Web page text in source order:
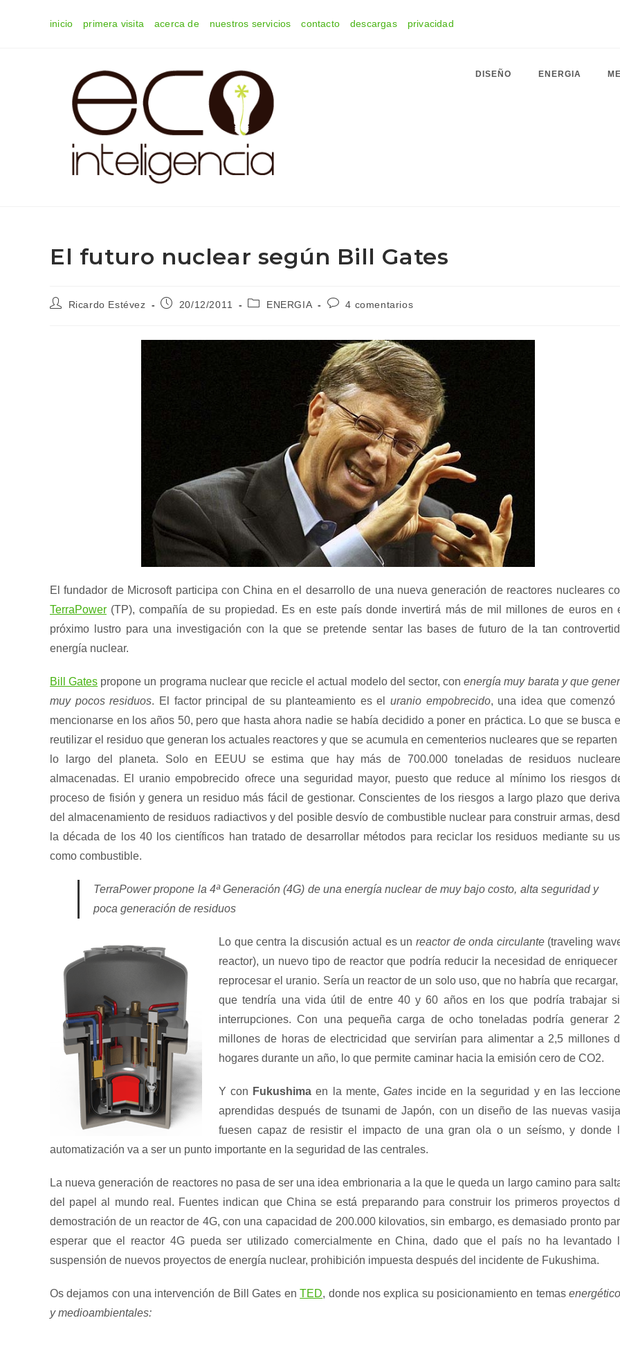
inicio primera visita acerca de nuestros servicios contacto descargas privacidad
DISEÑO ENERGIA
El futuro nuclear según Bill Gates
AutorRicardo Estévez
Publicación
entrada:
20/12/2011
Categoría
entrada:
ENERGIA
Comentarios
entrada:
4 comentarios
El fundador de Microsoft participa con China en el desarrollo de una nueva generación de reactores nucleares
TerraPower (TP), compañía de su propiedad. Es en este país donde invertirá más de mil millones de euros en
próximo lustro para una investigación con la que se pretende sentar las bases de futuro de la tan
energía nuclear.
Bill Gates propone un programa nuclear que recicle el actual modelo del sector, conenergía muy barata y que
muy pocos residuos. El factor principal de su planteamiento es eluranio empobrecido, una idea que comenzó
mencionarse en los años 50, pero que hasta ahora nadie se había decidido a poner en práctica. Lo que se busca
reutilizar el residuo que generan los actuales reactores y que se acumula en cementerios nucleares que se reparten
lo largo del planeta. Solo en EEUU se estima que hay más de 700.000 toneladas de residuos
almacenadas. El uranio empobrecido ofrece una seguridad mayor, puesto que reduce al mínimo los riesgos
proceso de fisión y genera un residuo más fácil de gestionar. Conscientes de los riesgos a largo plazo que
del almacenamiento de residuos radiactivos y del posible desvío de combustible nuclear para construir armas,
la década de los 40 los científicos han tratado de desarrollar métodos para reciclar los residuos mediante su
como combustible.
TerraPower propone la 4ª Generación (4G) de una energía nuclear de muy bajo costo, alta seguridad y
poca generación de residuos
Lo que centra la discusión actual es un reactor de onda circulante(traveling
reactor), un nuevo tipo de reactor que podría reducir la necesidad de enriquecer
reprocesar el uranio. Sería un reactor de un solo uso, que no habría que recargar,
que tendría una vida útil de entre 40 y 60 años en los que podría trabajar
interrupciones. Con una pequeña carga de ocho toneladas podría generar
millones de horas de electricidad que servirían para alimentar a 2,5 millones
hogares durante un año, lo que permite caminar hacia la emisión cero de CO2.
Y con Fukushima en la mente, Gatesincide en la seguridad y en las
aprendidas después de tsunami de Japón, con un diseño de las nuevas
fuesen capaz de resistir el impacto de una gran ola o un seísmo, y donde
automatización va a ser un punto importante en la seguridad de las centrales.
La nueva generación de reactores no pasa de ser una idea embrionaria a la que le queda un largo camino para
del papel al mundo real. Fuentes indican que China se está preparando para construir los primeros proyectos
demostración de un reactor de 4G, con una capacidad de 200.000 kilovatios, sin embargo, es demasiado pronto
esperar que el reactor 4G pueda ser utilizado comercialmente en China, dado que el país no ha levantado
suspensión de nuevos proyectos de energía nuclear, prohibición impuesta después del incidente de Fukushima.
Os dejamos con una intervención de Bill Gates enTED, donde nos explica su posicionamiento en temas
y medioambientales: